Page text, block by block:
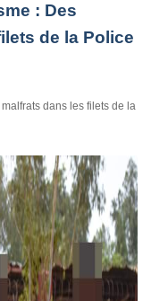
: Des
de la Police
dans les filets de la